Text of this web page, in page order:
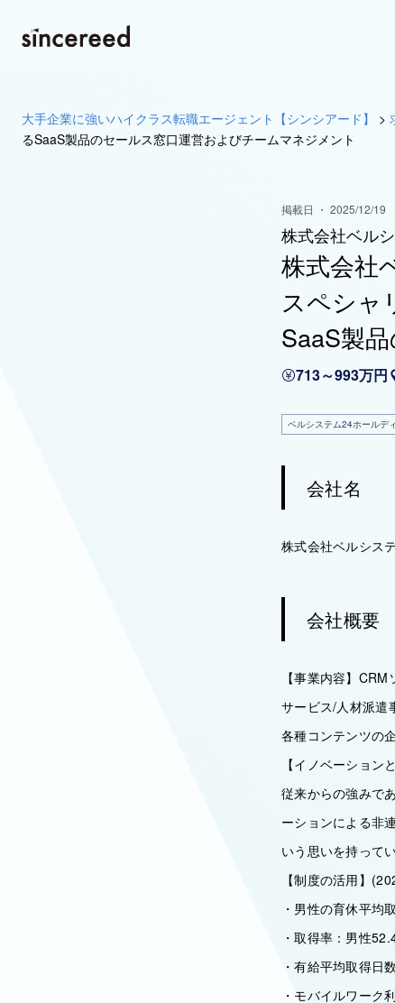
大手企業に強いハイクラス転職エージェント【シンシアード】 >
るSaaS製品のセールス窓口運営およびチームマネジメント
掲載日 ・ 2025/12/19
株式会社ベル
株式会社
スペシャ
SaaS製
713～993万円
ベルシステム24ホールデ
会社名
株式会社ベルシス
会社概要
【事業内容】
サービス/人材派遣
各種コンテンツの
【イノベーション
従来からの強みで
ーションによる非
いう思いを持ってい
【制度の活用】
・男性の育休平均
・取得率：男性
・有給平均取得日
・モバイルワーク